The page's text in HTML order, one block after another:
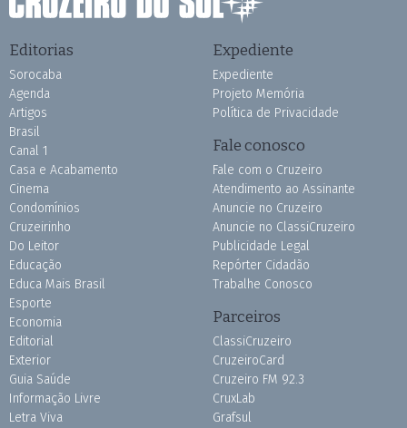
Editorias
Sorocaba
Agenda
Artigos
Brasil
Canal 1
Casa e Acabamento
Cinema
Condomínios
Cruzeirinho
Do Leitor
Educação
Educa Mais Brasil
Esporte
Economia
Editorial
Exterior
Guia Saúde
Informação Livre
Letra Viva
Expediente
Expediente
Projeto Memória
Política de Privacidade
Fale conosco
Fale com o Cruzeiro
Atendimento ao Assinante
Anuncie no Cruzeiro
Anuncie no ClassiCruzeiro
Publicidade Legal
Repórter Cidadão
Trabalhe Conosco
Parceiros
ClassiCruzeiro
CruzeiroCard
Cruzeiro FM 92.3
CruxLab
Grafsul